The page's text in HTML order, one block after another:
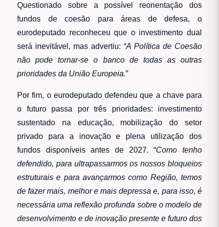
Questionado sobre a possível reorientação dos
fundos de coesão para áreas de defesa, o
eurodeputado reconheceu que o investimento dual
será inevitável, mas advertiu: “A Política de Coesão
não pode tornar-se o banco de todas as outras
prioridades da União Europeia.”
Por fim, o eurodeputado defendeu que a chave para
o futuro passa por três prioridades: investimento
sustentado na educação, mobilização do setor
privado para a inovação e plena utilização dos
fundos disponíveis antes de 2027. “Como tenho
defendido, para ultrapassarmos os nossos bloqueios
estruturais e para avançarmos como Região, temos
de fazer mais, melhor e mais depressa e, para isso, é
necessária uma reflexão profunda sobre o modelo de
desenvolvimento e de inovação presente e futuro dos